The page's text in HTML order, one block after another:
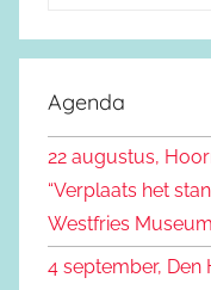
e
e
n
r
Agenda
22 augustus,
“Verplaats het
Westfries
4 september, Den